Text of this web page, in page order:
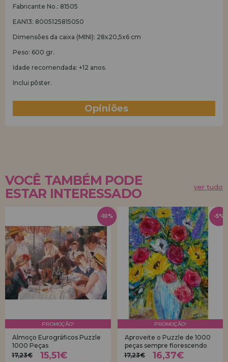
Fabricante No.: 81505
EAN13: 8005125815050
Dimensões da caixa (MINI): 28x20,5x6 cm
Peso: 600 gr.
Idade recomendada: +12 anos.
Inclui pôster.
Opiniões
VOCÊ TAMBÉM PODE
ESTAR INTERESSADO
ver tudo
PROMOÇÃO!
Almoço Eurográficos Puzzle
1000 Peças
17,23€
15,51€
-10%
PROMOÇÃO!
Aproveite o Puzzle de 1000
peças sempre florescendo
17,23€
16,37€
-5%